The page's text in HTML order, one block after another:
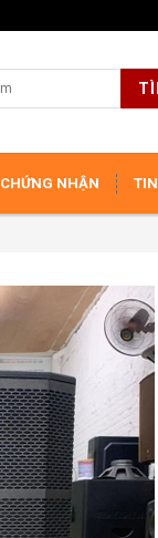
CHỨNG NHẬN